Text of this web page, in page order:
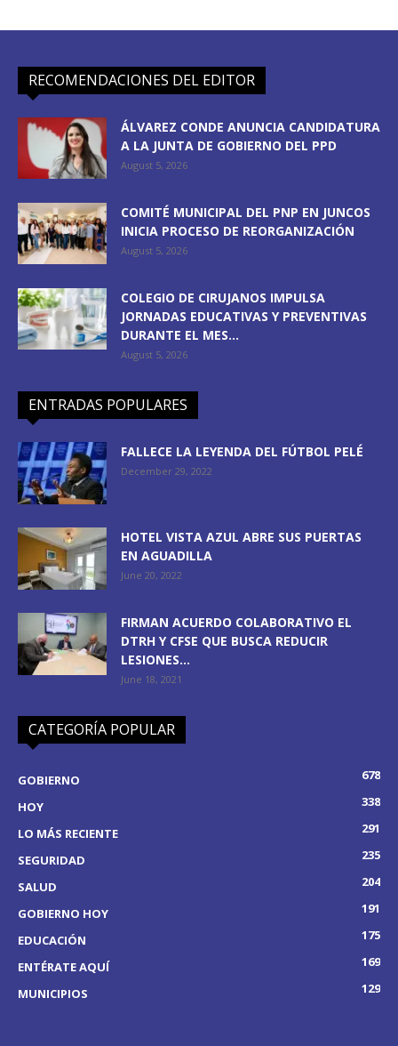
RECOMENDACIONES DEL EDITOR
ÁLVAREZ CONDE ANUNCIA CANDIDATURA
A LA JUNTA DE GOBIERNO DEL PPD
August 5, 2026
COMITÉ MUNICIPAL DEL PNP EN JUNCOS
INICIA PROCESO DE REORGANIZACIÓN
August 5, 2026
COLEGIO DE CIRUJANOS IMPULSA
JORNADAS EDUCATIVAS Y PREVENTIVAS
DURANTE EL MES...
August 5, 2026
ENTRADAS POPULARES
FALLECE LA LEYENDA DEL FÚTBOL PELÉ
December 29, 2022
HOTEL VISTA AZUL ABRE SUS PUERTAS
EN AGUADILLA
June 20, 2022
FIRMAN ACUERDO COLABORATIVO EL
DTRH Y CFSE QUE BUSCA REDUCIR
LESIONES...
June 18, 2021
CATEGORÍA POPULAR
GOBIERNO
678
HOY
338
LO MÁS RECIENTE
291
SEGURIDAD
235
SALUD
204
GOBIERNO HOY
191
EDUCACIÓN
175
ENTÉRATE AQUÍ
169
MUNICIPIOS
129